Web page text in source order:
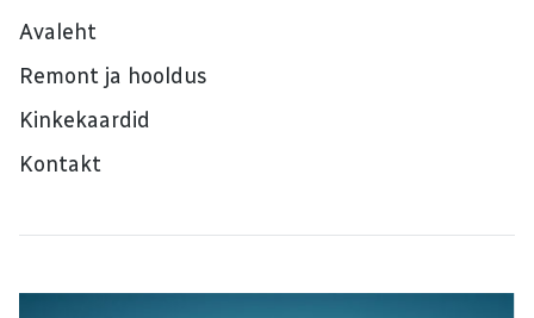
Avaleht
Remont ja hooldus
Kinkekaardid
Kontakt